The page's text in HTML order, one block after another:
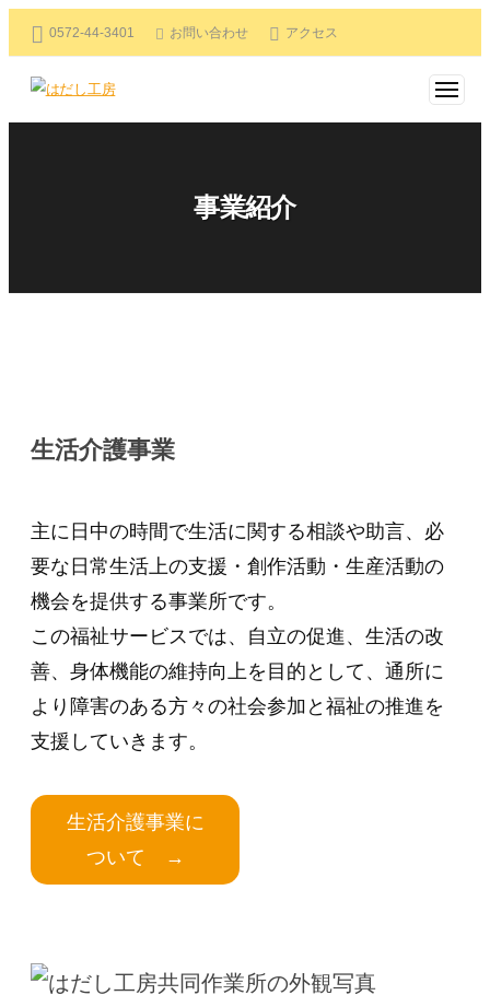
ン
0572-44-3401 お問い合わせ アクセス
は
メ
ニ
ュ
事業紹介
紹
2025
年
月
16
日
smcp@hadashi
生活介護事業
主に日中の時間で生活に関する相談や助言、必
要な日常生活上の支援・創作活動・生産活動の
機会を提供する事業所です。
この福祉サービスでは、自立の促進、生活の改
善、身体機能の維持向上を目的として、通所に
より障害のある方々の社会参加と福祉の推進を
支援していきます。
生活介護事業に
ついて →